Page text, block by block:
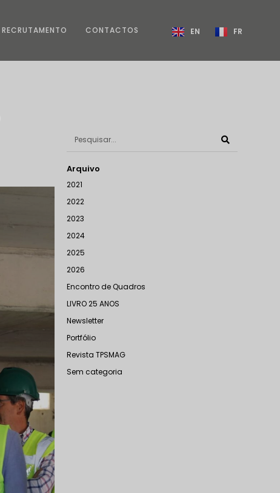
RECRUTAMENTO CONTACTOS EN FR
Arquivo
2021
2022
2023
2024
2025
2026
Encontro de Quadros
LIVRO 25 ANOS
Newsletter
Portfólio
Revista TPSMAG
Sem categoria